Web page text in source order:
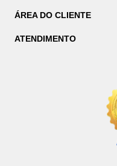
ÁREA DO CLIENTE
ATENDIMENTO